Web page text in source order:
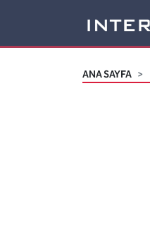
ANA SAYFA